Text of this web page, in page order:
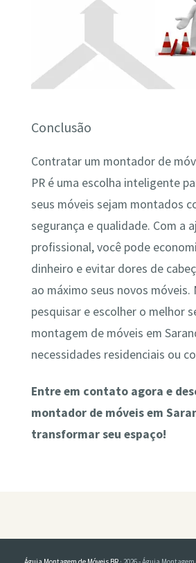
Conclusão
Contratar um montador de
PR é uma escolha inteligente
seus móveis sejam montados
segurança e qualidade. Com a
profissional, você pode
dinheiro e evitar dores de
ao máximo seus novos móveis.
pesquisar e escolher o melhor
montagem de móveis em
necessidades residenciais ou
Entre em contato agora e
montador de móveis em
transformar seu espaço!